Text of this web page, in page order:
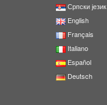
Српски језик
English
Français
Italiano
Español
Deutsch